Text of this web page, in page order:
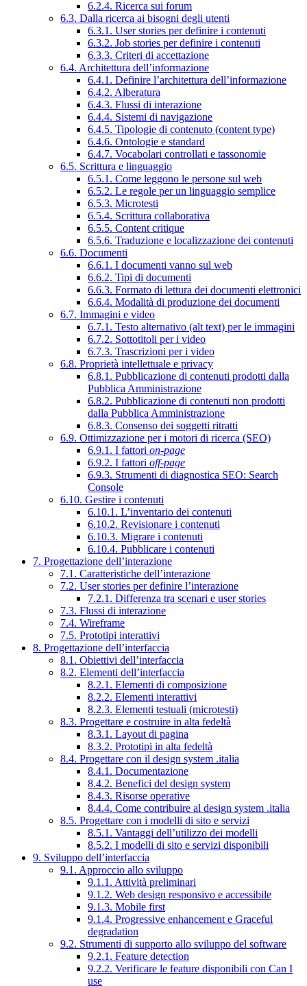
6.2.4. Ricerca sui forum
6.3. Dalla ricerca ai bisogni degli utenti
6.3.1. User stories per definire i contenuti
6.3.2. Job stories per definire i contenuti
6.3.3. Criteri di accettazione
6.4. Architettura dell’informazione
6.4.1. Definire l’architettura dell’informazione
6.4.2. Alberatura
6.4.3. Flussi di interazione
6.4.4. Sistemi di navigazione
6.4.5. Tipologie di contenuto (content type)
6.4.6. Ontologie e standard
6.4.7. Vocabolari controllati e tassonomie
6.5. Scrittura e linguaggio
6.5.1. Come leggono le persone sul web
6.5.2. Le regole per un linguaggio semplice
6.5.3. Microtesti
6.5.4. Scrittura collaborativa
6.5.5. Content critique
6.5.6. Traduzione e localizzazione dei contenuti
6.6. Documenti
6.6.1. I documenti vanno sul web
6.6.2. Tipi di documenti
6.6.3. Formato di lettura dei documenti elettronici
6.6.4. Modalità di produzione dei documenti
6.7. Immagini e video
6.7.1. Testo alternativo (alt text) per le immagini
6.7.2. Sottotitoli per i video
6.7.3. Trascrizioni per i video
6.8. Proprietà intellettuale e privacy
6.8.1. Pubblicazione di contenuti prodotti dalla
Pubblica Amministrazione
6.8.2. Pubblicazione di contenuti non prodotti
dalla Pubblica Amministrazione
6.8.3. Consenso dei soggetti ritratti
6.9. Ottimizzazione per i motori di ricerca (SEO)
6.9.1. I fattori on-page
6.9.2. I fattori off-page
6.9.3. Strumenti di diagnostica SEO: Search
Console
6.10. Gestire i contenuti
6.10.1. L’inventario dei contenuti
6.10.2. Revisionare i contenuti
6.10.3. Migrare i contenuti
6.10.4. Pubblicare i contenuti
7. Progettazione dell’interazione
7.1. Caratteristiche dell’interazione
7.2. User stories per definire l’interazione
7.2.1. Differenza tra scenari e user stories
7.3. Flussi di interazione
7.4. Wireframe
7.5. Prototipi interattivi
8. Progettazione dell’interfaccia
8.1. Obiettivi dell’interfaccia
8.2. Elementi dell’interfaccia
8.2.1. Elementi di composizione
8.2.2. Elementi interattivi
8.2.3. Elementi testuali (microtesti)
8.3. Progettare e costruire in alta fedeltà
8.3.1. Layout di pagina
8.3.2. Prototipi in alta fedeltà
8.4. Progettare con il design system .italia
8.4.1. Documentazione
8.4.2. Benefici del design system
8.4.3. Risorse operative
8.4.4. Come contribuire al design system .italia
8.5. Progettare con i modelli di sito e servizi
8.5.1. Vantaggi dell’utilizzo dei modelli
8.5.2. I modelli di sito e servizi disponibili
9. Sviluppo dell’interfaccia
9.1. Approccio allo sviluppo
9.1.1. Attività preliminari
9.1.2. Web design responsivo e accessibile
9.1.3. Mobile first
9.1.4. Progressive enhancement e Graceful
degradation
9.2. Strumenti di supporto allo sviluppo del software
9.2.1. Feature detection
9.2.2. Verificare le feature disponibili con Can I
use